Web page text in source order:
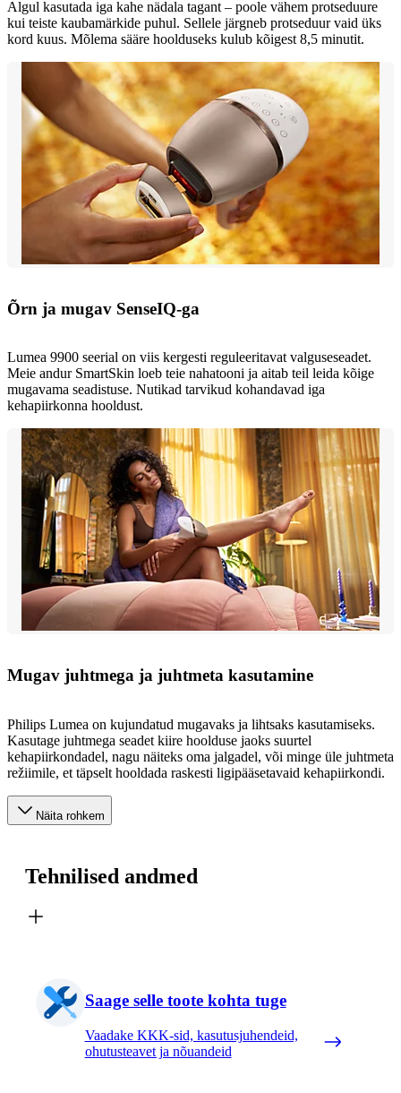
Algul kasutada iga kahe nädala tagant – poole vähem protseduure
kui teiste kaubamärkide puhul. Sellele järgneb protseduur vaid üks
kord kuus. Mõlema sääre hoolduseks kulub kõigest 8,5 minutit.
Õrn ja mugav SenseIQ-ga
Lumea 9900 seerial on viis kergesti reguleeritavat valguseseadet.
Meie andur SmartSkin loeb teie nahatooni ja aitab teil leida kõige
mugavama seadistuse. Nutikad tarvikud kohandavad iga
kehapiirkonna hooldust.
Mugav juhtmega ja juhtmeta kasutamine
Philips Lumea on kujundatud mugavaks ja lihtsaks kasutamiseks.
Kasutage juhtmega seadet kiire hoolduse jaoks suurtel
kehapiirkondadel, nagu näiteks oma jalgadel, või minge üle juhtmeta
režiimile, et täpselt hooldada raskesti ligipääsetavaid kehapiirkondi.
Näita rohkem
Tehnilised andmed
Saage selle toote kohta tuge
Vaadake KKK-sid, kasutusjuhendeid,
ohutusteavet ja nõuandeid